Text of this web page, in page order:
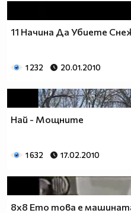
11 Начина Да Убиете
1 232 20.01.2010
Най - Мощните
1 632 17.02.2010
8x8 Ето това е